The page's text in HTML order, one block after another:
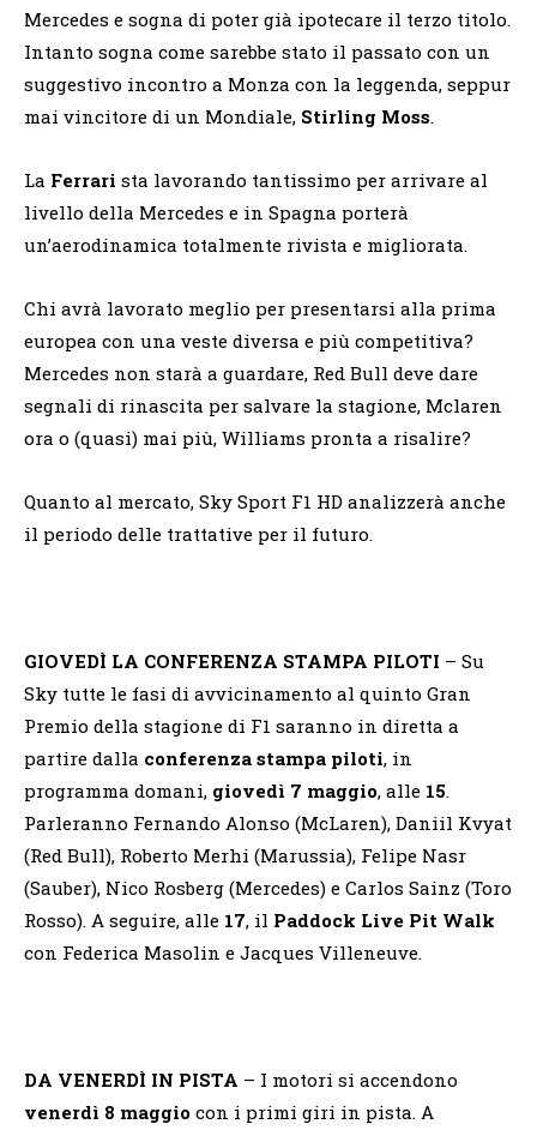
Mercedes e sogna di poter già ipotecare il terzo titolo.
Intanto sogna come sarebbe stato il passato con un
suggestivo incontro a Monza con la leggenda, seppur
mai vincitore di un Mondiale, Stirling Moss.
La Ferrari sta lavorando tantissimo per arrivare al
livello della Mercedes e in Spagna porterà
un’aerodinamica totalmente rivista e migliorata.
Chi avrà lavorato meglio per presentarsi alla prima
europea con una veste diversa e più competitiva?
Mercedes non starà a guardare, Red Bull deve dare
segnali di rinascita per salvare la stagione, Mclaren
ora o (quasi) mai più, Williams pronta a risalire?
Quanto al mercato, Sky Sport F1 HD analizzerà anche
il periodo delle trattative per il futuro.
GIOVEDÌ LA CONFERENZA STAMPA PILOTI – Su
Sky tutte le fasi di avvicinamento al quinto Gran
Premio della stagione di F1 saranno in diretta a
partire dalla conferenza stampa piloti, in
programma domani, giovedì 7 maggio, alle 15.
Parleranno Fernando Alonso (McLaren), Daniil Kvyat
(Red Bull), Roberto Merhi (Marussia), Felipe Nasr
(Sauber), Nico Rosberg (Mercedes) e Carlos Sainz (Toro
Rosso). A seguire, alle 17, il Paddock Live Pit Walk
con Federica Masolin e Jacques Villeneuve.
DA VENERDÌ IN PISTA – I motori si accendono
venerdì 8 maggio con i primi giri in pista. A